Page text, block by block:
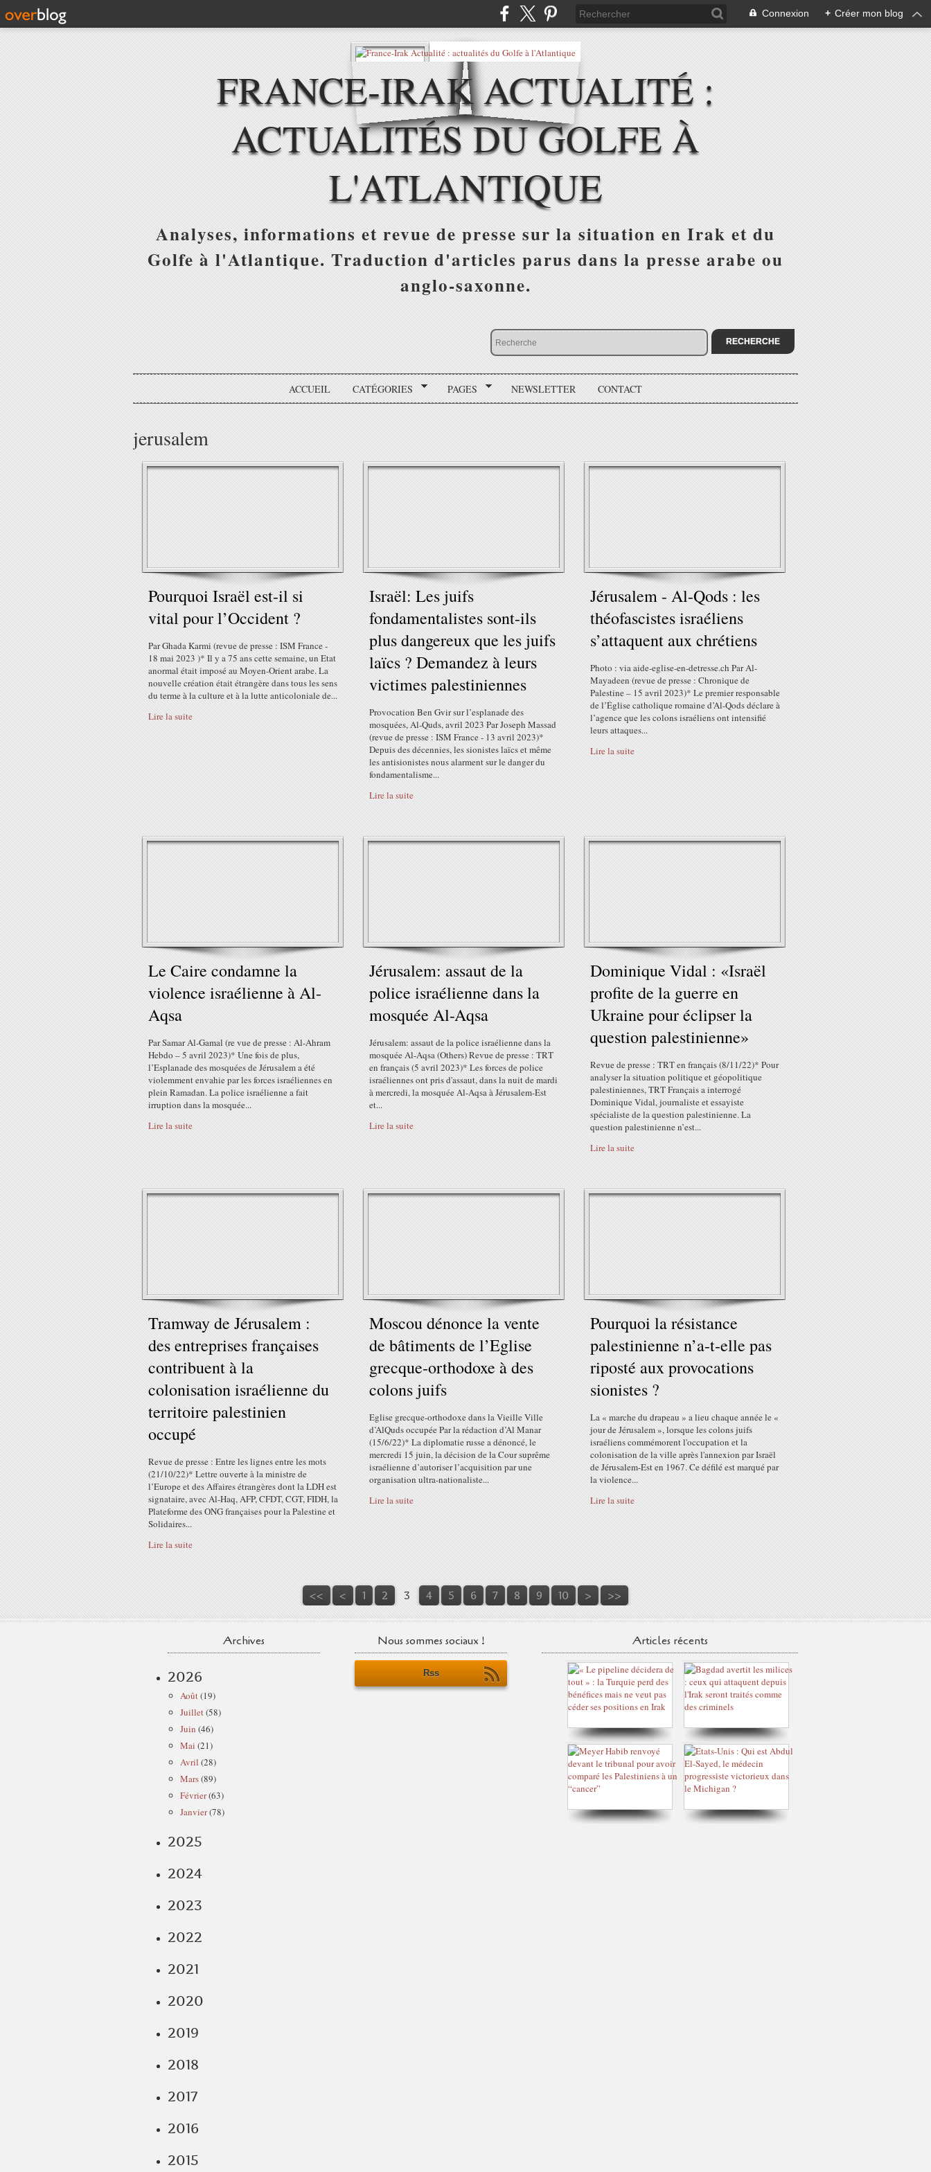
Connexion + Créer mon blog
FRANCE-IRAK ACTUALITÉ :
ACTUALITÉS DU GOLFE À
L'ATLANTIQUE
Analyses, informations et revue de presse sur la situation en Irak et du
Golfe à l'Atlantique. Traduction d'articles parus dans la presse arabe ou
anglo-saxonne.
ACCUEIL CATÉGORIES PAGES NEWSLETTER CONTACT
jerusalem
Pourquoi Israël est-il si
vital pour l’Occident ?
Par Ghada Karmi (revue de presse : ISM France -
18 mai 2023 )* Il y a 75 ans cette semaine, un Etat
anormal était imposé au Moyen-Orient arabe. La
nouvelle création était étrangère dans tous les sens
du terme à la culture et à la lutte anticoloniale de...
Lire la suite
Israël: Les juifs
fondamentalistes sont-ils
plus dangereux que les juifs
laïcs ? Demandez à leurs
victimes palestiniennes
Provocation Ben Gvir sur l’esplanade des
mosquées, Al-Quds, avril 2023 Par Joseph Massad
(revue de presse : ISM France - 13 avril 2023)*
Depuis des décennies, les sionistes laïcs et même
les antisionistes nous alarment sur le danger du
fondamentalisme...
Lire la suite
Jérusalem - Al-Qods : les
théofascistes israéliens
s’attaquent aux chrétiens
Photo : via aide-eglise-en-detresse.ch Par Al-
Mayadeen (revue de presse : Chronique de
Palestine – 15 avril 2023)* Le premier responsable
de l’Église catholique romaine d’Al-Qods déclare à
l’agence que les colons israéliens ont intensifié
leurs attaques...
Lire la suite
Le Caire condamne la
violence israélienne à Al-
Aqsa
Par Samar Al-Gamal (re vue de presse : Al-Ahram
Hebdo – 5 avril 2023)* Une fois de plus,
l’Esplanade des mosquées de Jérusalem a été
violemment envahie par les forces israéliennes en
plein Ramadan. La police israélienne a fait
irruption dans la mosquée...
Lire la suite
Jérusalem: assaut de la
police israélienne dans la
mosquée Al-Aqsa
Jérusalem: assaut de la police israélienne dans la
mosquée Al-Aqsa (Others) Revue de presse : TRT
en français (5 avril 2023)* Les forces de police
israéliennes ont pris d'assaut, dans la nuit de mardi
à mercredi, la mosquée Al-Aqsa à Jérusalem-Est
et...
Lire la suite
Dominique Vidal : «Israël
profite de la guerre en
Ukraine pour éclipser la
question palestinienne»
Revue de presse : TRT en français (8/11/22)* Pour
analyser la situation politique et géopolitique
palestiniennes, TRT Français a interrogé
Dominique Vidal, journaliste et essayiste
spécialiste de la question palestinienne. La
question palestinienne n’est...
Lire la suite
Tramway de Jérusalem :
des entreprises françaises
contribuent à la
colonisation israélienne du
territoire palestinien
occupé
Revue de presse : Entre les lignes entre les mots
(21/10/22)* Lettre ouverte à la ministre de
l’Europe et des Affaires étrangères dont la LDH est
signataire, avec Al-Haq, AFP, CFDT, CGT, FIDH, la
Plateforme des ONG françaises pour la Palestine et
Solidaires...
Lire la suite
Moscou dénonce la vente
de bâtiments de l’Eglise
grecque-orthodoxe à des
colons juifs
Eglise grecque-orthodoxe dans la Vieille Ville
d’AlQuds occupée Par la rédaction d’Al Manar
(15/6/22)* La diplomatie russe a dénoncé, le
mercredi 15 juin, la décision de la Cour suprême
israélienne d’autoriser l’acquisition par une
organisation ultra-nationaliste...
Lire la suite
Pourquoi la résistance
palestinienne n’a-t-elle pas
riposté aux provocations
sionistes ?
La « marche du drapeau » a lieu chaque année le «
jour de Jérusalem », lorsque les colons juifs
israéliens commémorent l'occupation et la
colonisation de la ville après l'annexion par Israël
de Jérusalem-Est en 1967. Ce défilé est marqué par
la violence...
Lire la suite
<< < 1 2 3 4 5 6 7 8 9 10 > >>
Archives
2026
Août(19)
Juillet(58)
Juin (46)
Mai (21)
Avril (28)
Mars(89)
Février(63)
Janvier(78)
2025
2024
2023
2022
2021
2020
2019
2018
2017
2016
2015
Nous sommes sociaux !
Rss
Articles récents